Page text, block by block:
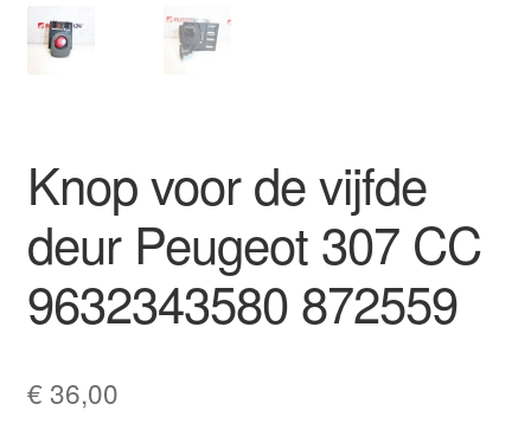
Mijn account
Wereldwijde verzending
Winkelwagen
Knop voor de vijfde
deur Peugeot 307 CC
9632343580 872559
€ 36,00